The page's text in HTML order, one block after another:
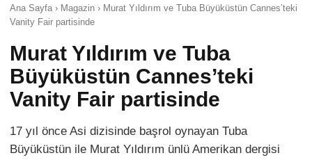
Ana Sayfa › Magazin › Murat Yıldırım ve Tuba Büyüküstün Cannes’teki
Vanity Fair partisinde
Murat Yıldırım ve Tuba
Büyüküstün Cannes’teki
Vanity Fair partisinde
17 yıl önce Asi dizisinde başrol oynayan Tuba
Büyüküstün ile Murat Yıldırım ünlü Amerikan dergisi